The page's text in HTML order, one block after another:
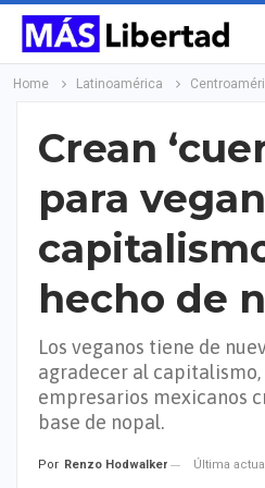
Home Latinoamérica
Crean
para
hecho de
Los veganos tiene de
agradecer al capitalismo,
empresarios mexicanos
base de nopal.
Por Renzo Hodwalker Última